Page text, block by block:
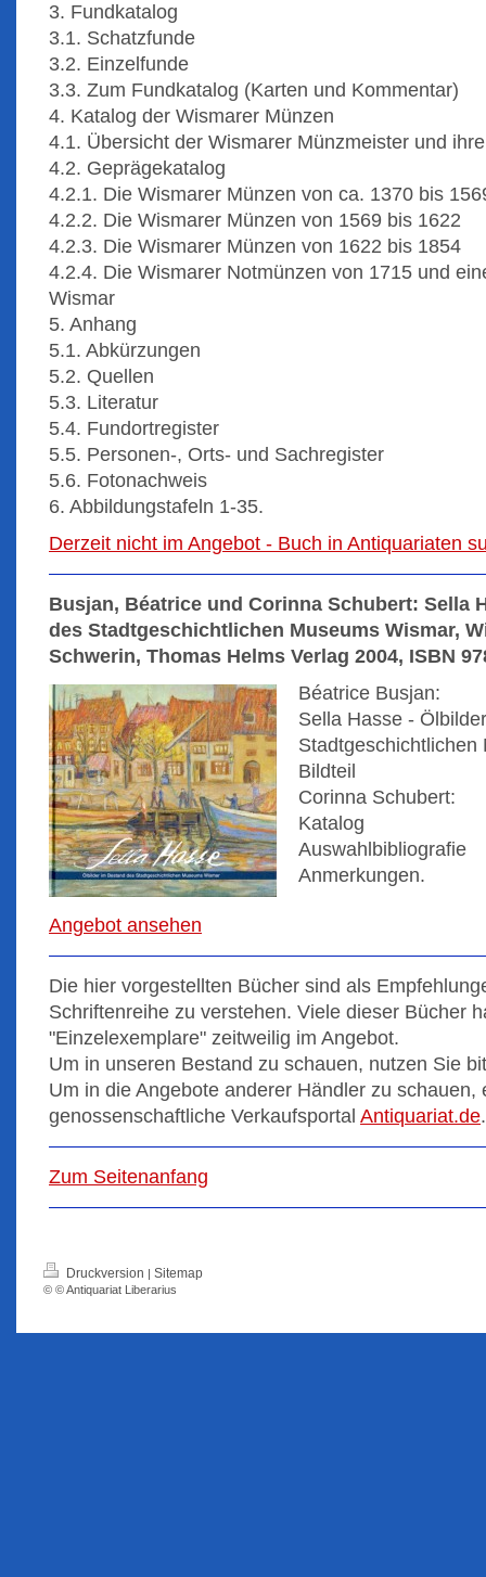
3. Fundkatalog
3.1. Schatzfunde
3.2. Einzelfunde
3.3. Zum Fundkatalog (Karten und Kommentar)
4. Katalog der Wismarer Münzen
4.1. Übersicht der Wismarer Münzmeister und
4.2. Geprägekatalog
4.2.1. Die Wismarer Münzen von ca. 1370 bis
4.2.2. Die Wismarer Münzen von 1569 bis 1622
4.2.3. Die Wismarer Münzen von 1622 bis 1854
4.2.4. Die Wismarer Notmünzen von 1715 und
Wismar
5. Anhang
5.1. Abkürzungen
5.2. Quellen
5.3. Literatur
5.4. Fundortregister
5.5. Personen-, Orts- und Sachregister
5.6. Fotonachweis
6. Abbildungstafeln 1-35.
Derzeit nicht im Angebot - Buch in Antiquariaten
Busjan, Béatrice und Corinna Schubert: Sella
des Stadtgeschichtlichen Museums Wismar,
Schwerin, Thomas Helms Verlag 2004, ISBN
Béatrice Busjan:
Sella Hasse -
Stadtgeschichtlichen
Bildteil
Corinna Schubert:
Katalog
Auswahlbibliografie
Anmerkungen.
Angebot ansehen
Die hier vorgestellten Bücher sind als
Schriftenreihe zu verstehen. Viele dieser Bücher
"Einzelexemplare" zeitweilig im Angebot.
Um in unseren Bestand zu schauen, nutzen Sie
Um in die Angebote anderer Händler zu schauen,
genossenschaftliche Verkaufsportal Antiquariat.de.
Zum Seitenanfang
Druckversion | Sitemap
© © Antiquariat Liberarius